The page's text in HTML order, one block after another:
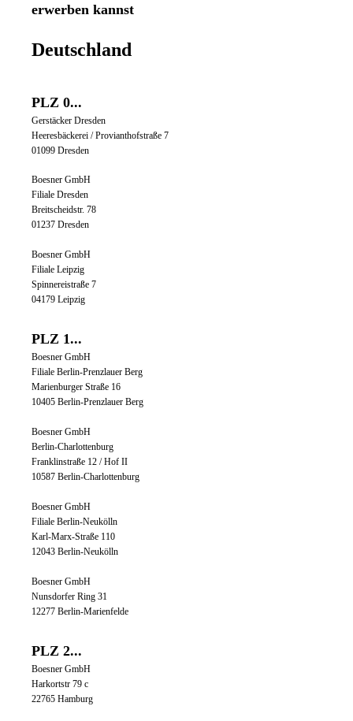
erwerben kannst
Deutschland
PLZ 0...
Gerstäcker Dresden
Heeresbäckerei / Provianthofstraße 7
01099 Dresden
Boesner GmbH
Filiale Dresden
Breitscheidstr. 78
01237 Dresden
Boesner GmbH
Filiale Leipzig
Spinnereistraße 7
04179 Leipzig
PLZ 1...
Boesner GmbH
Filiale Berlin-Prenzlauer Berg
Marienburger Straße 16
10405 Berlin-Prenzlauer Berg
Boesner GmbH
Berlin-Charlottenburg
Franklinstraße 12 / Hof II
10587 Berlin-Charlottenburg
Boesner GmbH
Filiale Berlin-Neukölln
Karl-Marx-Straße 110
12043 Berlin-Neukölln
Boesner GmbH
Nunsdorfer Ring 31
12277 Berlin-Marienfelde
PLZ 2...
Boesner GmbH
Harkortstr 79 c
22765 Hamburg